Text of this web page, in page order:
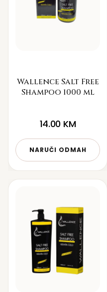
Wallence Salt Free
Shampoo 1000 ml
14.00 KM
NARUČI ODMAH